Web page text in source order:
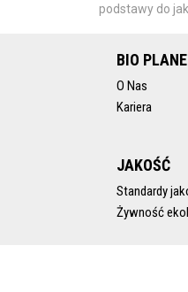
podstawy do
BIO
O Nas
Kariera
JAKOŚĆ
Standardy
Żywność